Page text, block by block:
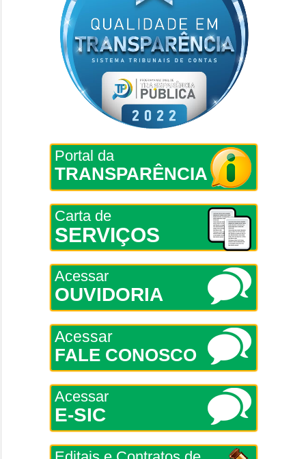
Portal da
TRANSPARÊNCIA
Carta de
SERVIÇOS
Acessar
OUVIDORIA
Acessar
FALE CONOSCO
Acessar
E-SIC